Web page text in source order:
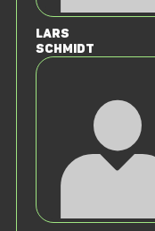
Lars
Schmidt